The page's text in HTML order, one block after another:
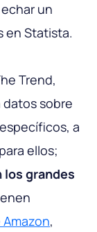
un
en Statista.
Trend,
datos sobre
a
ellos;
los grandes
,